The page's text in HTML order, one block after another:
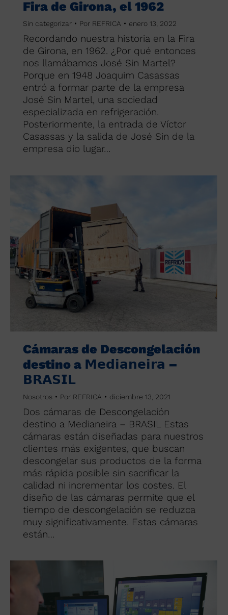
Fira de Girona, el 1962
Sin categorizar Por REFRICA enero 13, 2022
Recordando nuestra historia en la Fira
de Girona, en 1962. ¿Por qué entonces
nos llamábamos José Sin Martel?
Porque en 1948 Joaquim Casassas
entró a formar parte de la empresa
José Sin Martel, una sociedad
especializada en refrigeración.
Posteriormente, la entrada de Víctor
Casassas y la salida de José Sin de la
empresa dio lugar…
Cámaras de Descongelación
destino a 𝗠𝗲𝗱𝗶𝗮𝗻𝗲𝗶𝗿𝗮 –
𝗕𝗥𝗔𝗦𝗜𝗟
Nosotros Por REFRICA diciembre 13, 2021
Dos cámaras de Descongelación
destino a Medianeira – BRASIL Estas
cámaras están diseñadas para nuestros
clientes más exigentes, que buscan
descongelar sus productos de la forma
más rápida posible sin sacrificar la
calidad ni incrementar los costes. El
diseño de las cámaras permite que el
tiempo de descongelación se reduzca
muy significativamente. Estas cámaras
están…